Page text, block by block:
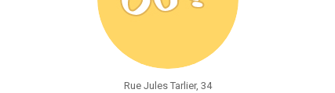
Rue Jules Tarlier, 34